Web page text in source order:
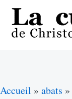
Skip
content
Search
for:
Accueil » abats »